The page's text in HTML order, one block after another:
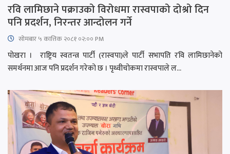
रवि लामिछाने पक्राउको विरोधमा रास्वपाको दोश्रो दिन
पनि प्रदर्शन, निरन्तर आन्दोलन गर्ने
सोमबार ५ कात्तिक २०८१ ०२:०० PM
पोखरा । राष्ट्रिय स्वतन्त्र पार्टी (रास्वपा)ले पार्टी सभापति रवि लामिछानेको
समर्थनमा आज पनि प्रदर्शन गरेको छ । पृथ्वीचोकमा रास्वपाले ल...